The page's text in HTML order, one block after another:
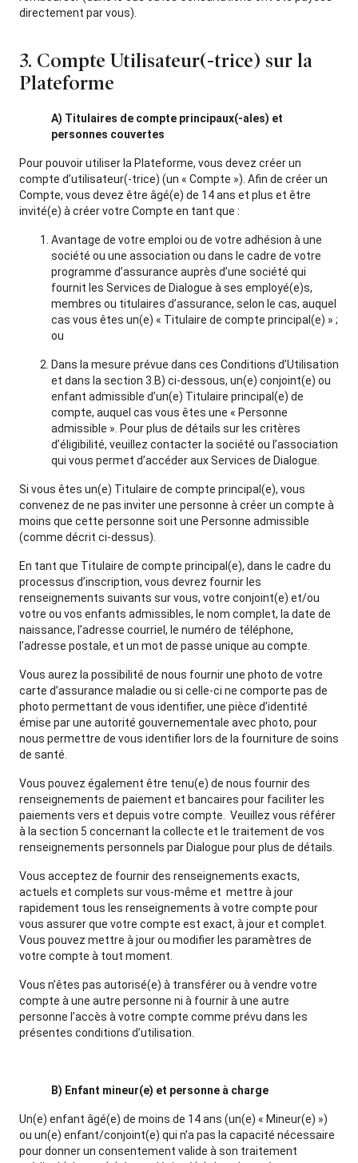
directement par vous).
3. Compte Utilisateur(-trice) sur la
Plateforme
A) Titulaires de compte principaux(-ales) et
personnes couvertes
Pour pouvoir utiliser la Plateforme, vous devez créer un
compte d’utilisateur(-trice) (un « Compte »). Afin de créer un
Compte, vous devez être âgé(e) de 14 ans et plus et être
invité(e) à créer votre Compte en tant que :
Avantage de votre emploi ou de votre adhésion à une
société ou une association ou dans le cadre de votre
programme d’assurance auprès d’une société qui
fournit les Services de Dialogue à ses employé(e)s,
membres ou titulaires d’assurance, selon le cas, auquel
cas vous êtes un(e) « Titulaire de compte principal(e) » ;
ou
Dans la mesure prévue dans ces Conditions d’Utilisation
et dans la section 3.B) ci-dessous, un(e) conjoint(e) ou
enfant admissible d’un(e) Titulaire principal(e) de
compte, auquel cas vous êtes une « Personne
admissible ». Pour plus de détails sur les critères
d’éligibilité, veuillez contacter la société ou l’association
qui vous permet d’accéder aux Services de Dialogue.
Si vous êtes un(e) Titulaire de compte principal(e), vous
convenez de ne pas inviter une personne à créer un compte à
moins que cette personne soit une Personne admissible
(comme décrit ci-dessus).
En tant que Titulaire de compte principal(e), dans le cadre du
processus d’inscription, vous devrez fournir les
renseignements suivants sur vous, votre conjoint(e) et/ou
votre ou vos enfants admissibles, le nom complet, la date de
naissance, l’adresse courriel, le numéro de téléphone,
l’adresse postale, et un mot de passe unique au compte.
Vous aurez la possibilité de nous fournir une photo de votre
carte d’assurance maladie ou si celle-ci ne comporte pas de
photo permettant de vous identifier, une pièce d’identité
émise par une autorité gouvernementale avec photo, pour
nous permettre de vous identifier lors de la fourniture de soins
de santé.
Vous pouvez également être tenu(e) de nous fournir des
renseignements de paiement et bancaires pour faciliter les
paiements vers et depuis votre compte. Veuillez vous référer
à la section 5 concernant la collecte et le traitement de vos
renseignements personnels par Dialogue pour plus de détails.
Vous acceptez de fournir des renseignements exacts,
actuels et complets sur vous-même et mettre à jour
rapidement tous les renseignements à votre compte pour
vous assurer que votre compte est exact, à jour et complet.
Vous pouvez mettre à jour ou modifier les paramètres de
votre compte à tout moment.
Vous n’êtes pas autorisé(e) à transférer ou à vendre votre
compte à une autre personne ni à fournir à une autre
personne l’accès à votre compte comme prévu dans les
présentes conditions d’utilisation.
B) Enfant mineur(e) et personne à charge
Un(e) enfant âgé(e) de moins de 14 ans (un(e) « Mineur(e) »)
ou un(e) enfant/conjoint(e) qui n’a pas la capacité nécessaire
pour donner un consentement valide à son traitement